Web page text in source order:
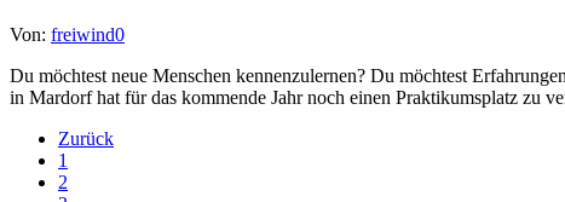
Von: freiwind0
Du möchtest neue Menschen kennenzulernen? Du möchtest
in Mardorf hat für das kommende Jahr noch einen Praktikumsplatz zu
Zurück
1
2